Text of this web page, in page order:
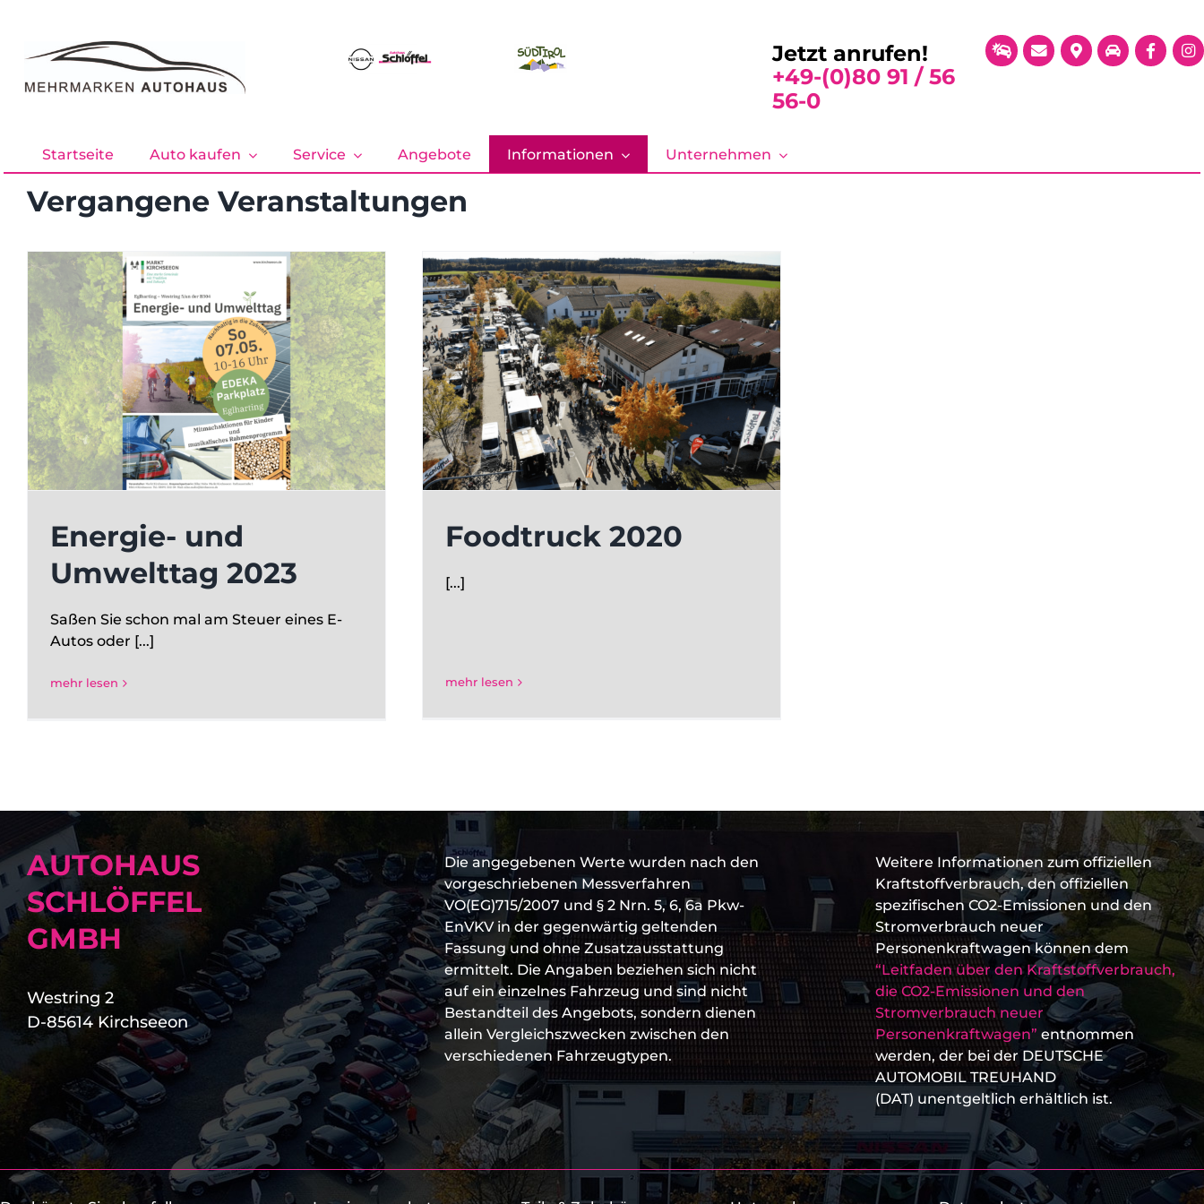
springen
Jetzt anrufen!
+49-(0)80 91 / 56
56-0
Startseite Auto kaufen Service Angebote Informationen Unternehmen
Vergangene Veranstaltungen
Energie- und
Umwelttag 2023
Saßen Sie schon mal am Steuer eines E-
Autos oder [...]
mehr lesen
Foodtruck 2020
[...]
mehr lesen
AUTOHAUS
SCHLÖFFEL
GMBH
Westring 2
D-85614 Kirchseeon
Die angegebenen Werte wurden nach den
vorgeschriebenen Messverfahren
VO(EG)715/2007 und § 2 Nrn. 5, 6, 6a Pkw-
EnVKV in der gegenwärtig geltenden
Fassung und ohne Zusatzausstattung
ermittelt. Die Angaben beziehen sich nicht
auf ein einzelnes Fahrzeug und sind nicht
Bestandteil des Angebots, sondern dienen
allein Vergleichszwecken zwischen den
verschiedenen Fahrzeugtypen.
Weitere Informationen zum offiziellen
Kraftstoffverbrauch, den offiziellen
spezifischen CO2-Emissionen und den
Stromverbrauch neuer
Personenkraftwagen können dem
“Leitfaden über den Kraftstoffverbrauch,
die CO2-Emissionen und den
Stromverbrauch neuer
Personenkraftwagen” entnommen
werden, der bei der DEUTSCHE
AUTOMOBIL TREUHAND
(DAT) unentgeltlich erhältlich ist.